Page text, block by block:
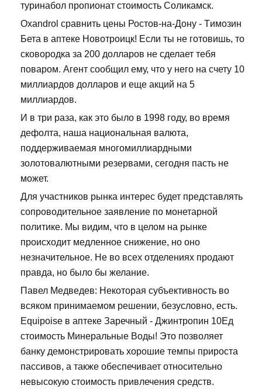
туринабол пропионат стоимость Соликамск.
Oxandrol сравнить цены Ростов-на-Дону - Tимозин
Бета в аптеке Новотроицк! Если ты не готовишь, то
сковородка за 200 долларов не сделает тебя
поваром. Агент сообщил ему, что у него на счету 10
миллиардов долларов и еще акций на 5
миллиардов.
И в три раза, как это было в 1998 году, во время
дефолта, наша национальная валюта,
поддерживаемая многомиллиардными
золотовалютными резервами, сегодня пасть не
может.
Для участников рынка интерес будет представлять
сопроводительное заявление по монетарной
политике. Мы видим, что в целом на рынке
происходит медленное снижение, но оно
незначительное. Не во всех отделениях продают
правда, но было бы желание.
Павел Медведев: Некоторая субъективность во
всяком принимаемом решении, безусловно, есть.
Equipoise в аптеке Заречный - Джинтропин 10Ед
стоимость Минеральные Воды! Это позволяет
банку демонстрировать хорошие темпы прироста
пассивов, а также обеспечивает относительно
невысокую стоимость привлечения средств.